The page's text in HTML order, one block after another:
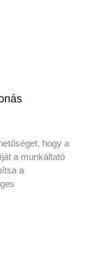
hogy a
a munkáltató
a